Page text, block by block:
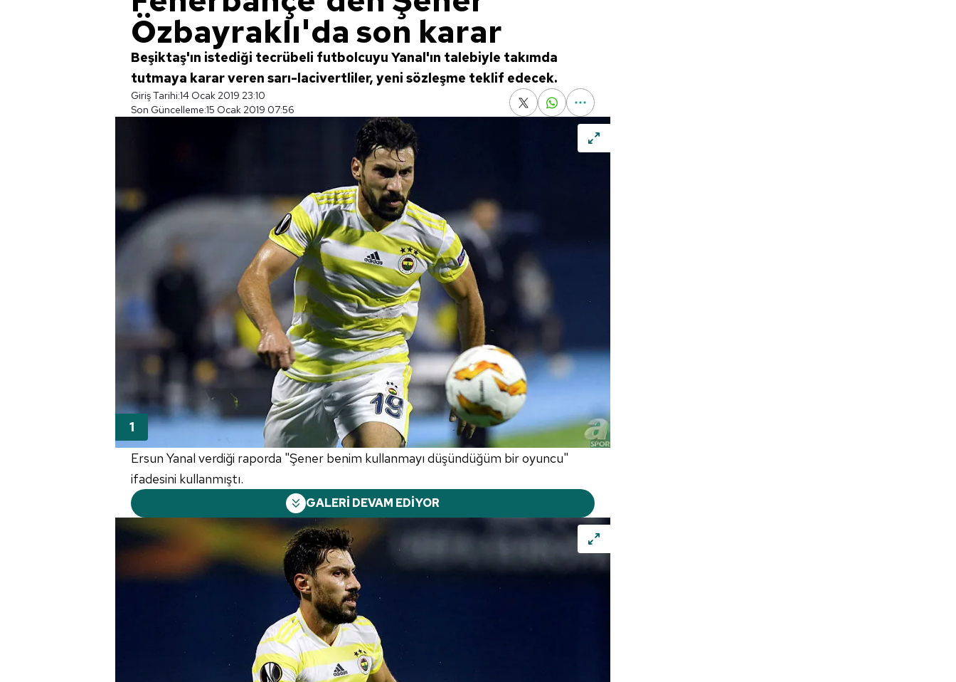
Özbayraklı'da son karar
Beşiktaş'ın istediği tecrübeli futbolcuyu Yanal'ın talebiyle takımda
tutmaya karar veren sarı-lacivertliler, yeni sözleşme teklif edecek.
Giriş Tarihi:14 Ocak 2019 23:10
Son Güncelleme:15 Ocak 2019 07:56
Ersun Yanal verdiği raporda "Şener benim kullanmayı düşündüğüm bir oyuncu"
ifadesini kullanmıştı.
GALERİ DEVAM EDİYOR